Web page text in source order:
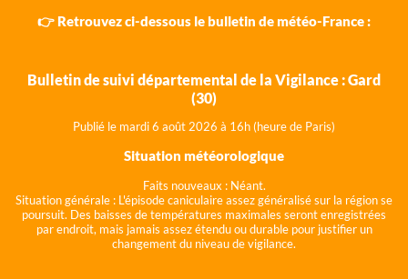
👉 Retrouvez ci-dessous le bulletin de météo-France :
Bulletin de suivi départemental de la Vigilance : Gard
(30)
Publié le mardi 6 août 2026 à 16h (heure de Paris)
Situation météorologique
Faits nouveaux : Néant.
Situation générale : L'épisode caniculaire assez généralisé sur la région se
poursuit. Des baisses de températures maximales seront enregistrées
par endroit, mais jamais assez étendu ou durable pour justifier un
changement du niveau de vigilance.